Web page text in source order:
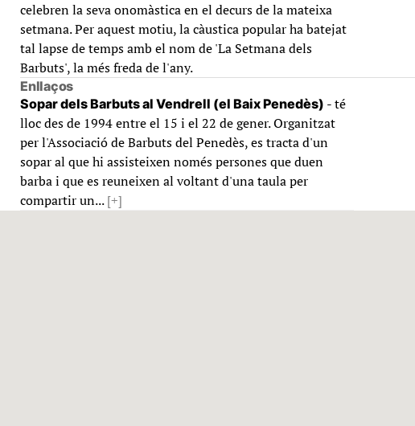
celebren la seva onomàstica en el decurs de la mateixa
setmana. Per aquest motiu, la càustica popular ha batejat
tal lapse de temps amb el nom de 'La Setmana dels
Barbuts', la més freda de l'any.
Enllaços
Sopar dels Barbuts al Vendrell (el Baix Penedès) - té
lloc des de 1994 entre el 15 i el 22 de gener. Organitzat
per l'Associació de Barbuts del Penedès, es tracta d'un
sopar al que hi assisteixen només persones que duen
barba i que es reuneixen al voltant d'una taula per
compartir un...[+]